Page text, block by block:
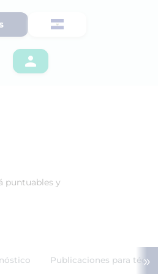
puntuables y
Publicaciones para »